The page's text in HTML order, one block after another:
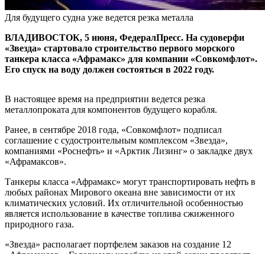
Для будущего судна уже ведется резка металла
ВЛАДИВОСТОК, 5 июня, ФедералПресс. На судоверфи
«Звезда» стартовало строительство первого морского
танкера класса «Афрамакс» для компании «Совкомфлот».
Его спуск на воду должен состояться в 2022 году.
В настоящее время на предприятии ведется резка
металлопроката для компонентов будущего корабля.
Ранее, в сентябре 2018 года, «Совкомфлот» подписал
соглашение с судостроительным комплексом «Звезда»,
компаниями «Роснефть» и «Арктик Лизинг» о закладке двух
«Афрамаксов».
Танкеры класса «Афрамакс» могут транспортировать нефть в
любых районах Мирового океана вне зависимости от их
климатических условий. Их отличительной особенностью
является использование в качестве топлива сжиженного
природного газа.
«Звезда» располагает портфелем заказов на создание 12